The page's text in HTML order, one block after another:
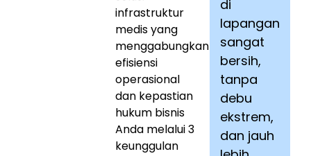
infrastruktur
medis yang
menggabungkan
efisiensi
operasional
dan kepastian
hukum bisnis
Anda melalui 3
keunggulan
di
lapangan
sangat
bersih,
tanpa
debu
ekstrem,
dan jauh